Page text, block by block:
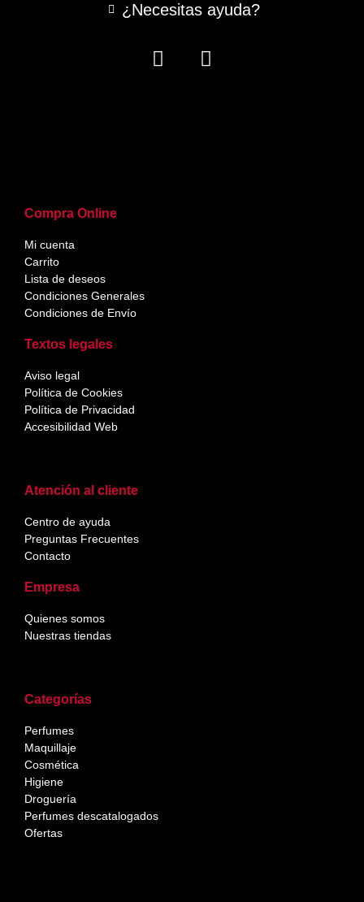
Categorías
Perfumes
Maquillaje
Cosmética
Higiene
Droguería
Perfumes descatalogados
Ofertas
Atención al cliente
Centro de ayuda
Preguntas Frecuentes
Contacto
Empresa
Quienes somos
Nuestras tiendas
Compra Online
Mi cuenta
Carrito
Lista de deseos
Condiciones Generales
Condiciones de Envío
Textos legales
Aviso legal
Política de Cookies
Política de Privacidad
Accesibilidad Web
¿Necesitas ayuda?